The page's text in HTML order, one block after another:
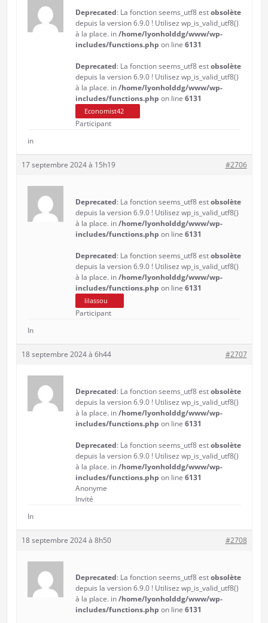
Deprecated: La fonction seems_utf8 estobsolète
depuis la version 6.9.0 ! Utilisez wp_is_valid_utf8()
à la place. in/home/lyonholddg/www/wp-
includes/functions.php on line 6131
Deprecated: La fonction seems_utf8 estobsolète
depuis la version 6.9.0 ! Utilisez wp_is_valid_utf8()
à la place. in/home/lyonholddg/www/wp-
includes/functions.php on line 6131
Economist42
Participant
in
17 septembre 2024 à 15h19 #2706
Deprecated: La fonction seems_utf8 estobsolète
depuis la version 6.9.0 ! Utilisez wp_is_valid_utf8()
à la place. in/home/lyonholddg/www/wp-
includes/functions.php on line 6131
Deprecated: La fonction seems_utf8 estobsolète
depuis la version 6.9.0 ! Utilisez wp_is_valid_utf8()
à la place. in/home/lyonholddg/www/wp-
includes/functions.php on line 6131
lilassou
Participant
In
18 septembre 2024 à 6h44 #2707
Deprecated: La fonction seems_utf8 estobsolète
depuis la version 6.9.0 ! Utilisez wp_is_valid_utf8()
à la place. in/home/lyonholddg/www/wp-
includes/functions.php on line 6131
Deprecated: La fonction seems_utf8 estobsolète
depuis la version 6.9.0 ! Utilisez wp_is_valid_utf8()
à la place. in/home/lyonholddg/www/wp-
includes/functions.php on line 6131
Anonyme
Invité
In
18 septembre 2024 à 8h50 #2708
Deprecated: La fonction seems_utf8 estobsolète
depuis la version 6.9.0 ! Utilisez wp_is_valid_utf8()
à la place. in/home/lyonholddg/www/wp-
includes/functions.php on line 6131